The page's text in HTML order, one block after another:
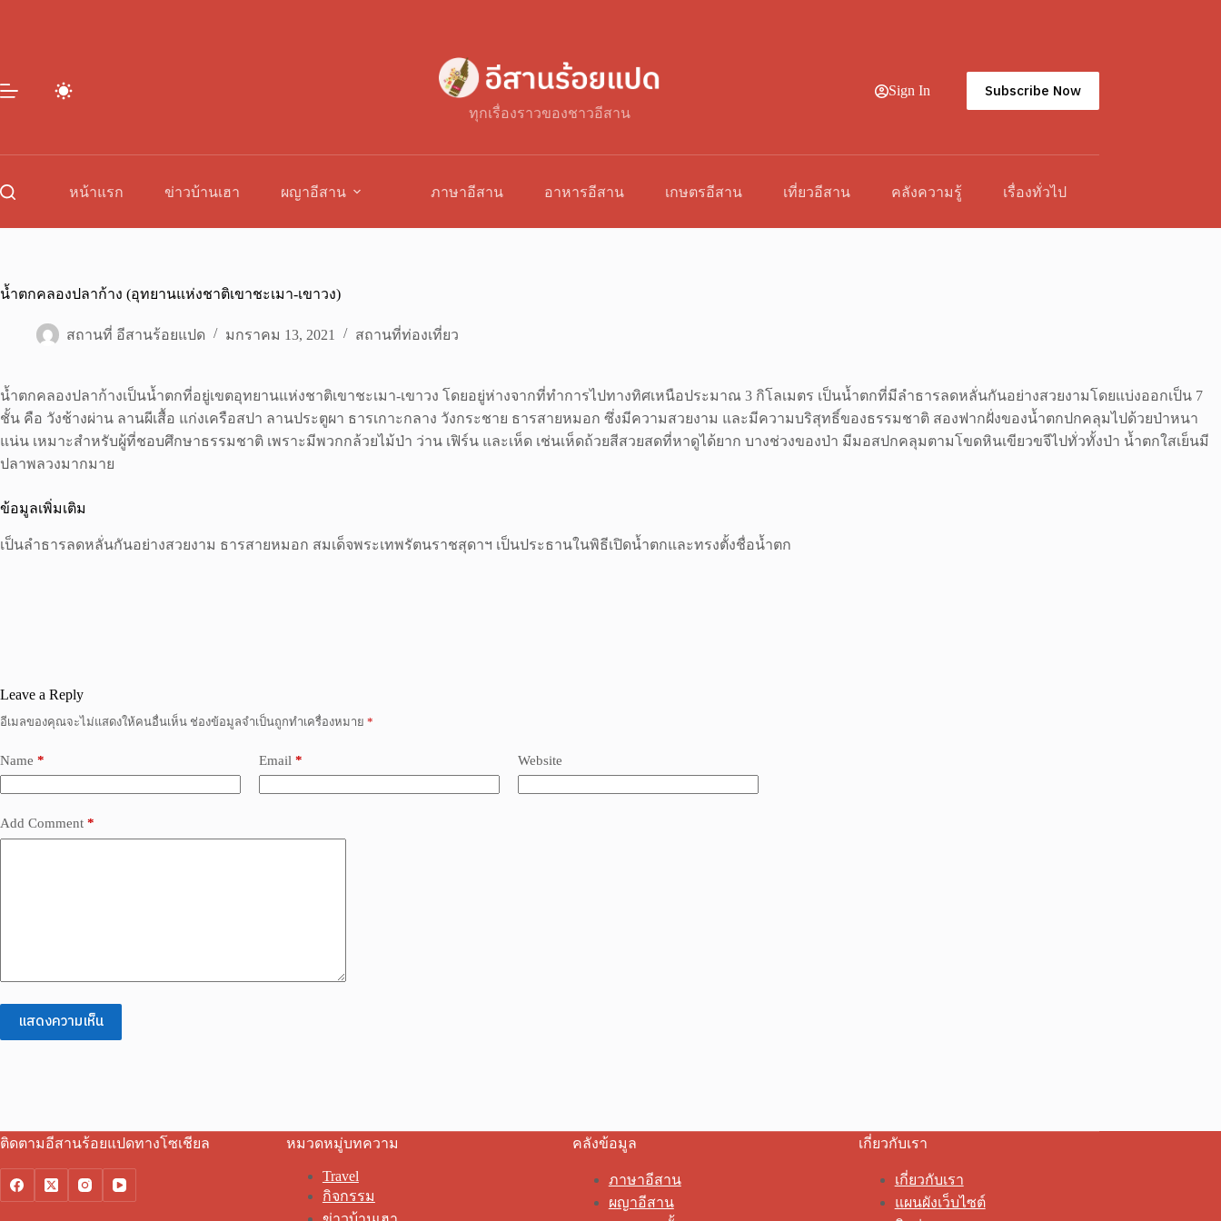
ทุกเรื่องราวของชาวอีสาน
Sign In Subscribe Now
หน้าแรก ข่าวบ้านเฮา ผญาอีสาน ภาษาอีสาน อาหารอีสาน เกษตรอีสาน เที่ยวอีสาน คลังความรู้ เรื่องทั่วไป
น้ำตกคลองปลาก้าง (อุทยานแห่งชาติเขาชะเมา-เขาวง)
สถานที่ อีสานร้อยแปด มกราคม 13, 2021 สถานที่ท่องเที่ยว
น้ำตกคลองปลาก้างเป็นน้ำตกที่อยู่เขตอุทยานแห่งชาติเขาชะเมา-เขาวง โดยอยู่ห่างจากที่ทำการไปทางทิศเหนือประมาณ 3 กิโลเมตร เป็นน้ำตกที่มีลำธารลดหลั่นกันอย่างสวยงามโดยแบ่งออกเป็น 7
ชั้น คือ วังช้างผ่าน ลานผีเสื้อ แก่งเครือสปา ลานประตูผา ธารเกาะกลาง วังกระชาย ธารสายหมอก ซึ่งมีความสวยงาม และมีความบริสุทธิ์ของธรรมชาติ สองฟากฝั่งของน้ำตกปกคลุมไปด้วยป่าหนา
แน่น เหมาะสำหรับผู้ที่ชอบศึกษาธรรมชาติ เพราะมีพวกกล้วยไม้ป่า ว่าน เฟิร์น และเห็ด เช่นเห็ดถ้วยสีสวยสดที่หาดูได้ยาก บางช่วงของป่า มีมอสปกคลุมตามโขดหินเขียวขจีไปทั่วทั้งป่า น้ำตกใสเย็นมี
ปลาพลวงมากมาย
ข้อมูลเพิ่มเติม
เป็นลำธารลดหลั่นกันอย่างสวยงาม ธารสายหมอก สมเด็จพระเทพรัตนราชสุดาฯ เป็นประธานในพิธีเปิดน้ำตกและทรงตั้งชื่อน้ำตก
Leave a Reply
อีเมลของคุณจะไม่แสดงให้คนอื่นเห็น ช่องข้อมูลจำเป็นถูกทำเครื่องหมาย *
Name * Email * Website
Add Comment *
แสดงความเห็น
ติดตามอีสานร้อยแปดทางโซเชียล หมวดหมู่บทความ
Travel
กิจกรรม
คลังข้อมูล
ภาษาอีสาน
ผญาอีสาน
เกี่ยวกับเรา
เกี่ยวกับเรา
แผนผังเว็บไซต์